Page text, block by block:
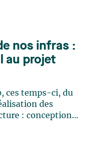
nos infras :
au projet
ces temps-ci, du
des
: conception-
mais une réalité